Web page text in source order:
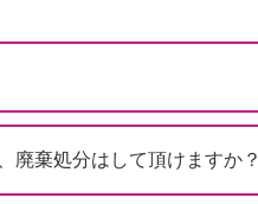
廃棄処分はして頂けますか？